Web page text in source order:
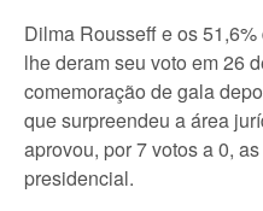
Dilma Rousseff e os
lhe deram seu voto em 26
comemoração de gala
que surpreendeu a área
aprovou, por 7 votos a 0,
presidencial.